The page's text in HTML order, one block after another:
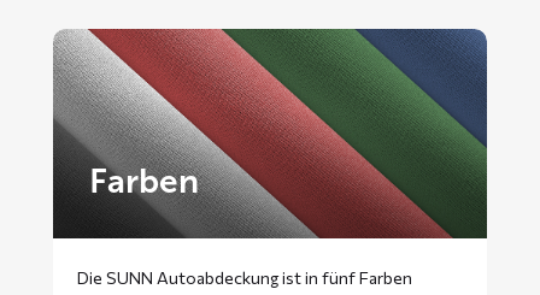
Farben
Die SUNN Autoabdeckung ist in fünf Farben